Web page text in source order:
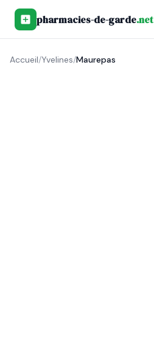
pharmacies-de-garde.net
Accueil/Yvelines/Maurepas